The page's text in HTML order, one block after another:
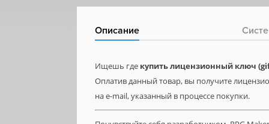
Описание
Ищешь где купить лицензионный ключ
Оплатив данный товар, вы получите
на e-mail, указанный в процессе покупки.